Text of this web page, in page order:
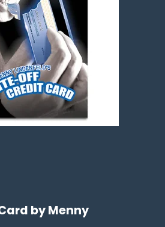
by Menny